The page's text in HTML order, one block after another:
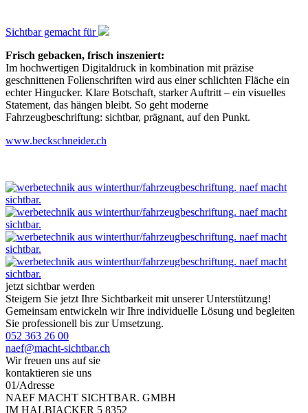
Sichtbar gemacht für
Frisch gebacken, frisch inszeniert:
Im hochwertigen Digitaldruck in kombination mit präzise
geschnittenen Folienschriften wird aus einer schlichten Fläche ein
echter Hingucker. Klare Botschaft, starker Auftritt – ein visuelles
Statement, das hängen bleibt. So geht moderne
Fahrzeugbeschriftung: sichtbar, prägnant, auf den Punkt.
www.beckschneider.ch
jetzt sichtbar werden
Steigern Sie jetzt Ihre Sichtbarkeit mit unserer Unterstützung!
Gemeinsam entwickeln wir Ihre individuelle Lösung und begleiten
Sie professionell bis zur Umsetzung.
052 363 26 00
naef@macht-sichtbar.ch
Wir freuen uns auf sie
kontaktieren sie uns
01/Adresse
NAEF MACHT SICHTBAR. GMBH
IM HALBIACKER 5 8352